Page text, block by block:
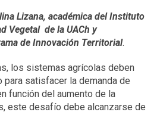
Lizana, académica del Instituto
Vegetal de la UACh y
de Innovación Territorial.
los sistemas agrícolas deben
para satisfacer la demanda de
función del aumento de la
este desafío debe alcanzarse de